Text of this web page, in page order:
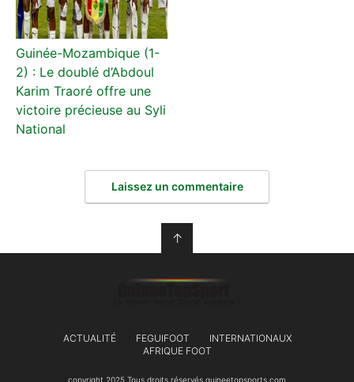
Guinée-Mozambique (1-
2) : Le doublé d’Abdoul
Karim Traoré offre une
victoire précieuse au Syli
National
Laissez un commentaire
↑
ACTUALITÉ FEGUIFOOT
INTERNATIONAUX
AFRIQUE FOOT
copyright 2025 Tous droits réservés guineetopsports.com